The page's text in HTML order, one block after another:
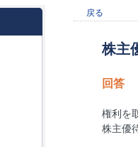
戻る
株主
回答
権利を
株主優